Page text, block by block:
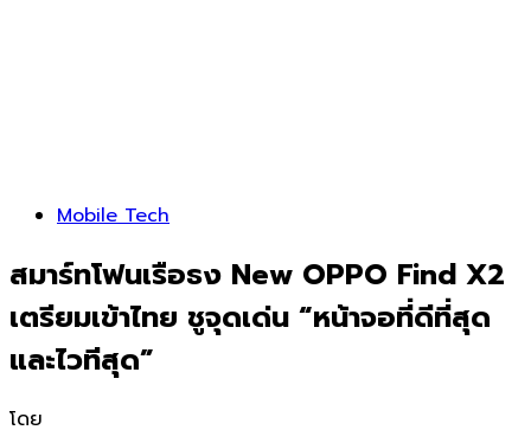
Mobile Tech
สมาร์ทโฟนเรือธง New OPPO Find X2
เตรียมเข้าไทย ชูจุดเด่น “หน้าจอที่ดีที่สุด
และไวทีสุด”
โดย